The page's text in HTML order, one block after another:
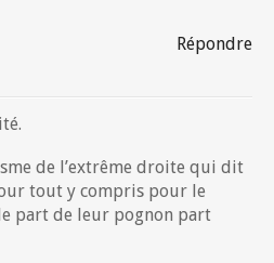
Répondre
de l’extrême droite qui dit
tout y compris pour le
part de leur pognon part